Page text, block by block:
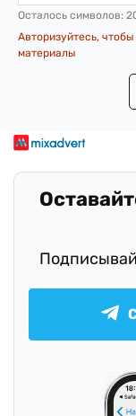
Осталось символов:
Авторизуйтесь,
материалы